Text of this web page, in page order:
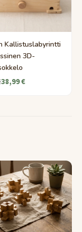
Kallistuslabyrintti
3D-
38,99 €